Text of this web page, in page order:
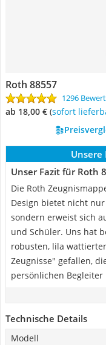
Roth 88557
1296
ab 18,00 € ( Sofort
Unsere
Unser Fazit für Roth
Die Roth
Design bietet nicht
sondern erweist sich
und Schüler. Uns hat
robusten, lila
Zeugnisse" gefallen,
persönlichen Begleiter
Technische Details
Modell